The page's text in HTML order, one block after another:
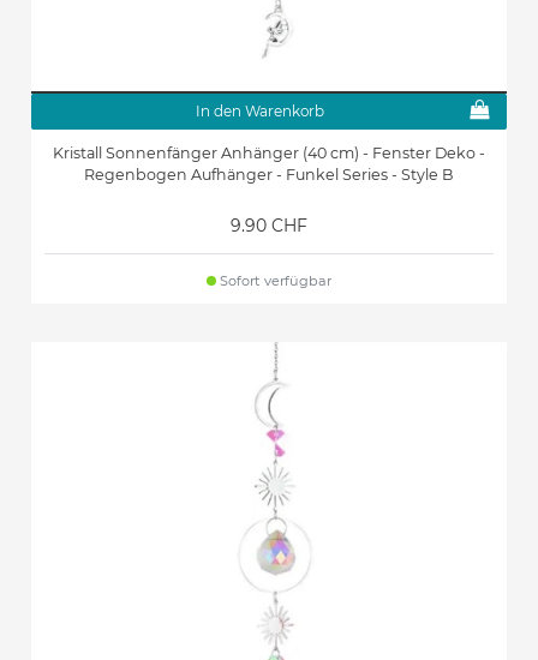
In den Warenkorb
Kristall Sonnenfänger Anhänger (40 cm) - Fenster Deko -
Regenbogen Aufhänger - Funkel Series - Style B
9.90 CHF
Sofort verfügbar